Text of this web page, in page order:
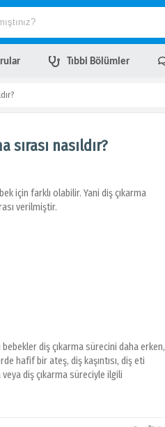
Tıbbi Bölümler
sırası nasıldır?
için farklı olabilir. Yani diş çıkarma
verilmiştir.
diş çıkarma sürecini daha erken,
hafif bir ateş, diş kaşıntısı, diş eti
diş çıkarma süreciyle ilgili